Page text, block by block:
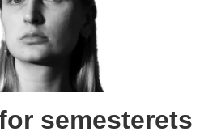
semesterets